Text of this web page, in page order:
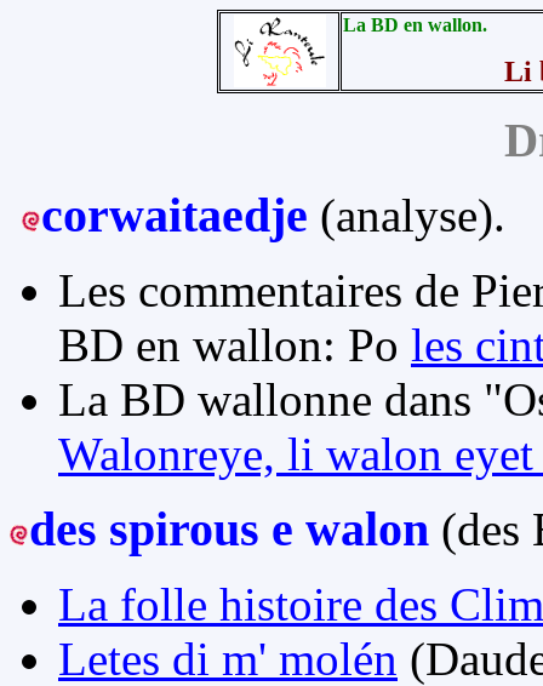
La BD en wallon.
Li
corwaitaedje (analyse).
Les commentaires de
BD en wallon: Po les
La BD wallonne dans
Walonreye, li walon
des spirous e walon (des
La folle histoire des
Letes di m' molén